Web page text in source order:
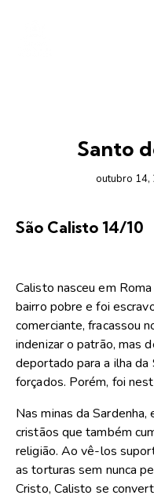
Santo
outubro 14,
São Calisto 14/10
Calisto nasceu em
bairro pobre e foi
comerciante, fracassou
indenizar o patrão, mas
deportado para a ilha
forçados. Porém, foi
Nas minas da
cristãos que também
religião. Ao vê-los
as torturas sem nunca
Cristo, Calisto se